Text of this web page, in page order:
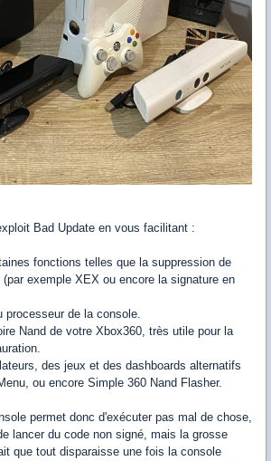
Bad Update en vous facilitant :
fonctions telles que la suppression de
exemple XEX ou encore la signature en
processeur de la console.
Nand de votre Xbox360, très utile pour la
des jeux et des dashboards alternatifs
ou encore Simple 360 Nand Flasher.
permet donc d'exécuter pas mal de chose,
lancer du code non signé, mais la grosse
que tout disparaisse une fois la console